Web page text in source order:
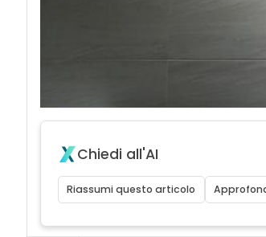
Chiedi all'AI
Riassumi questo articolo